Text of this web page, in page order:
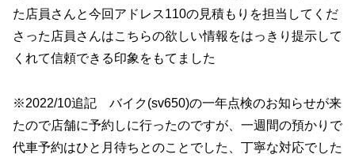
た店員さんと今回アドレス110の見積もりを担当してくだ
さった店員さんはこちらの欲しい情報をはっきり提示して
くれて信頼できる印象をもてました
※2022/10追記 バイク(sv650)の一年点検のお知らせが来
たので店舗に予約しに行ったのですが、一週間の預かりで
代車予約はひと月待ちとのことでした、丁寧な対応でした